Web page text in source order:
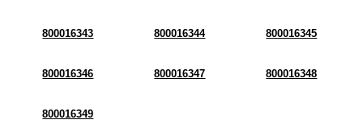
800016343 800016344 800016345
800016346 800016347 800016348
800016349